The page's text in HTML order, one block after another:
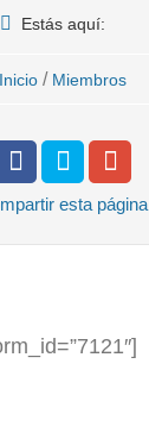
Estás aquí:
Inicio / Miembros
esta página